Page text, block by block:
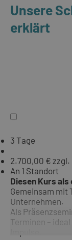
Unsere
erklärt
3 Tage
2.700,00 € zzgl.
An 1 Standort
Diesen Kurs
Gemeinsam mit
Unternehmen.
Als
Terminen –